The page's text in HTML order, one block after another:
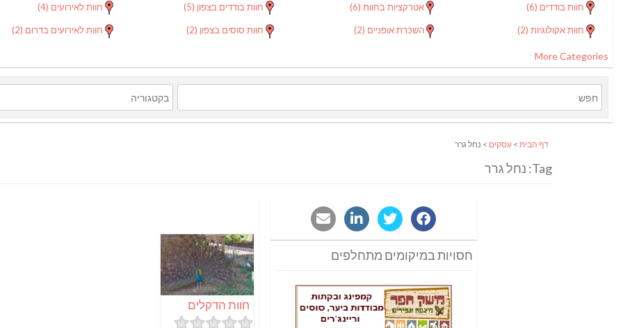
חוות בודדים (6) אטרקציות בחוות (6) חוות בודדים בצפון (5) חוות לאירועים (4)
חוות אקולוגיות (2) השכרת אופניים (2) חוות סוסים בצפון (2) חוות לאירועים בדרום (2)
More Categories
דף הבית > עסקים > נחל גרר
Tag: נחל גרר
חוות הדקלים
חסויות במיקומים מתחלפים